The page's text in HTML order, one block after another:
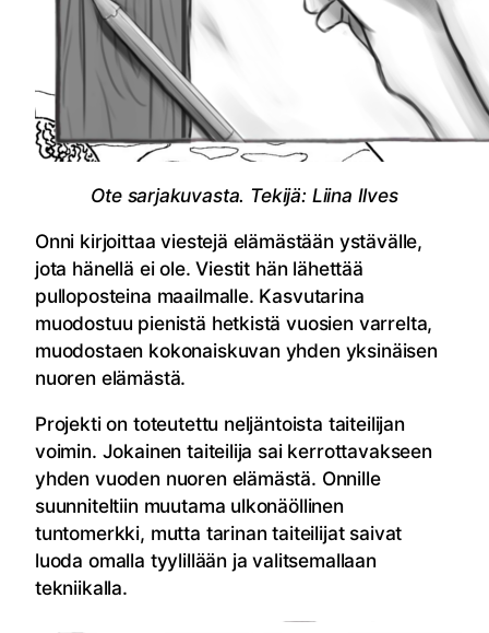
Ote sarjakuvasta. Tekijä: Liina Ilves
Onni kirjoittaa viestejä elämästään ystävälle,
jota hänellä ei ole. Viestit hän lähettää
pulloposteina maailmalle. Kasvutarina
muodostuu pienistä hetkistä vuosien varrelta,
muodostaen kokonaiskuvan yhden yksinäisen
nuoren elämästä.
Projekti on toteutettu neljäntoista taiteilijan
voimin. Jokainen taiteilija sai kerrottavakseen
yhden vuoden nuoren elämästä. Onnille
suunniteltiin muutama ulkonäöllinen
tuntomerkki, mutta tarinan taiteilijat saivat
luoda omalla tyylillään ja valitsemallaan
tekniikalla.